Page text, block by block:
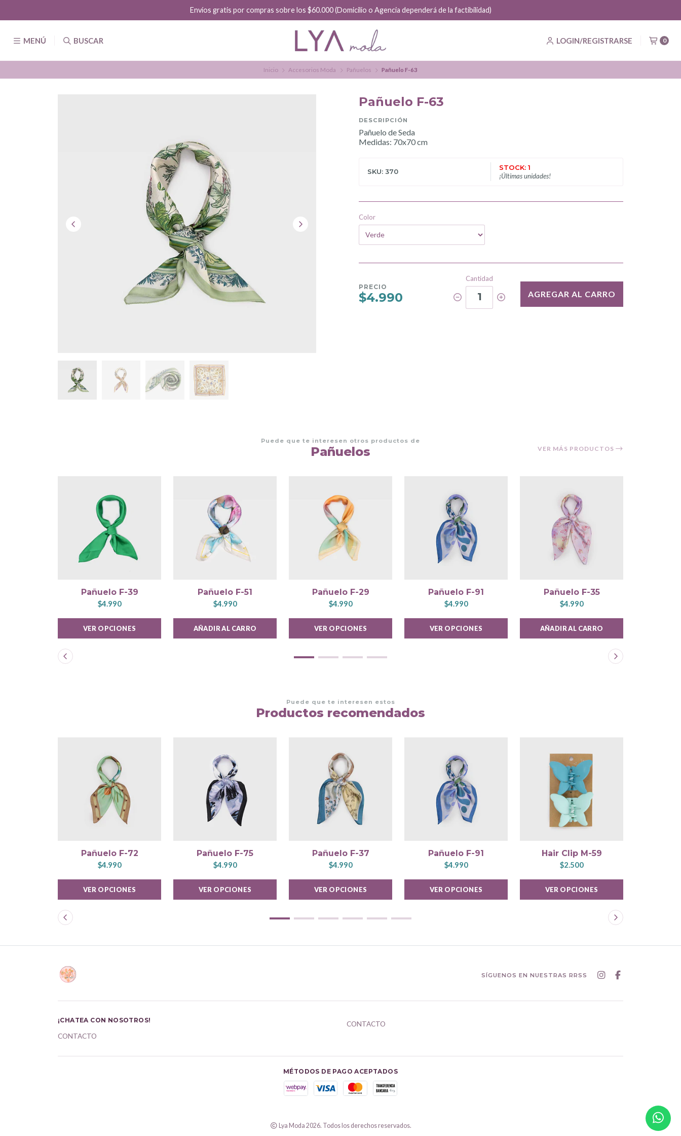
MENÚ BUSCAR LOGIN/REGISTRARSE 0
Envíos gratis por compras sobre los $60.000 (Domicilio o Agencia dependerá de la factibilidad)
Inicio Accesorios Moda Pañuelos Pañuelo F-63
Pañuelo F-63
DESCRIPCIÓN
Pañuelo de Seda
Medidas: 70x70 cm
SKU: 370
STOCK: 1
¡Últimas unidades!
Color
PRECIO
$4.990
Cantidad
1 AGREGAR AL CARRO
Puede que te interesen otros productos de
Pañuelos VER MÁS PRODUCTOS
Pañuelo F-39
$4.990
VER OPCIONES
Pañuelo F-51
$4.990
AÑADIR AL CARRO
Pañuelo F-29
$4.990
VER OPCIONES
Pañuelo F-91
$4.990
VER OPCIONES
Pañuelo F-35
$4.990
AÑADIR AL CARRO
Puede que te interesen estos
Productos recomendados
Pañuelo F-72
$4.990
VER OPCIONES
Pañuelo F-75
$4.990
VER OPCIONES
Pañuelo F-37
$4.990
VER OPCIONES
Pañuelo F-91
$4.990
VER OPCIONES
Hair Clip M-59
$2.500
VER OPCIONES
SÍGUENOS EN NUESTRAS RRSS
¡CHATEA CON NOSOTROS!
CONTACTO
CONTACTO
MÉTODOS DE PAGO ACEPTADOS
Lya Moda 2026. Todos los derechos reservados.